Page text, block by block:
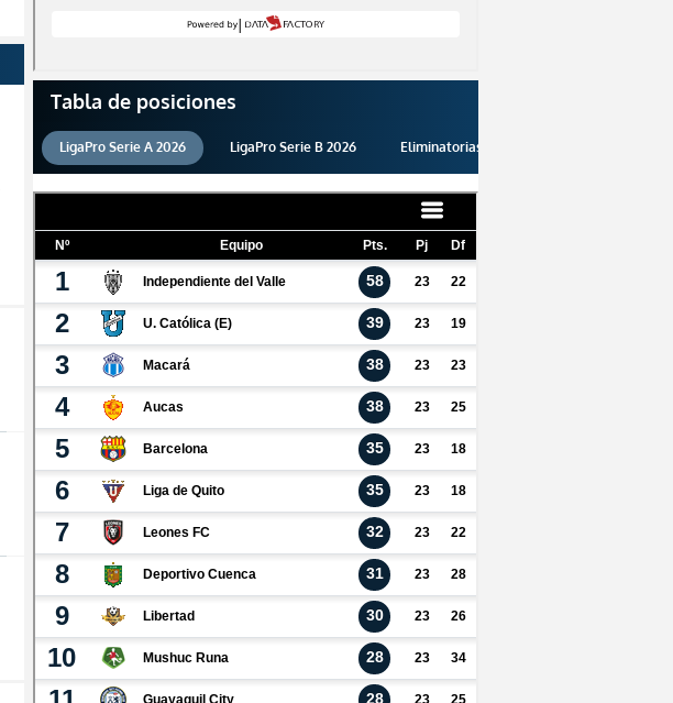
Tabla de posiciones
LigaPro Serie A 2026 LigaPro Serie B 2026 Eliminatorias 2026